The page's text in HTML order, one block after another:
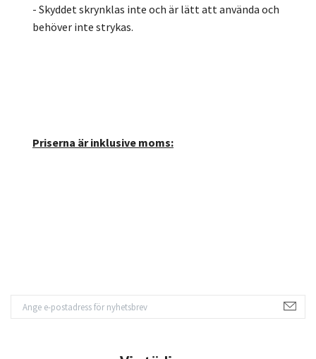
- Skyddet skrynklas inte och är lätt att använda och
behöver inte strykas.
Priserna är inklusive moms: